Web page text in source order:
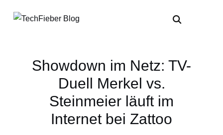
Showdown im Netz: TV-
Duell Merkel vs.
Steinmeier läuft im
Internet bei Zattoo